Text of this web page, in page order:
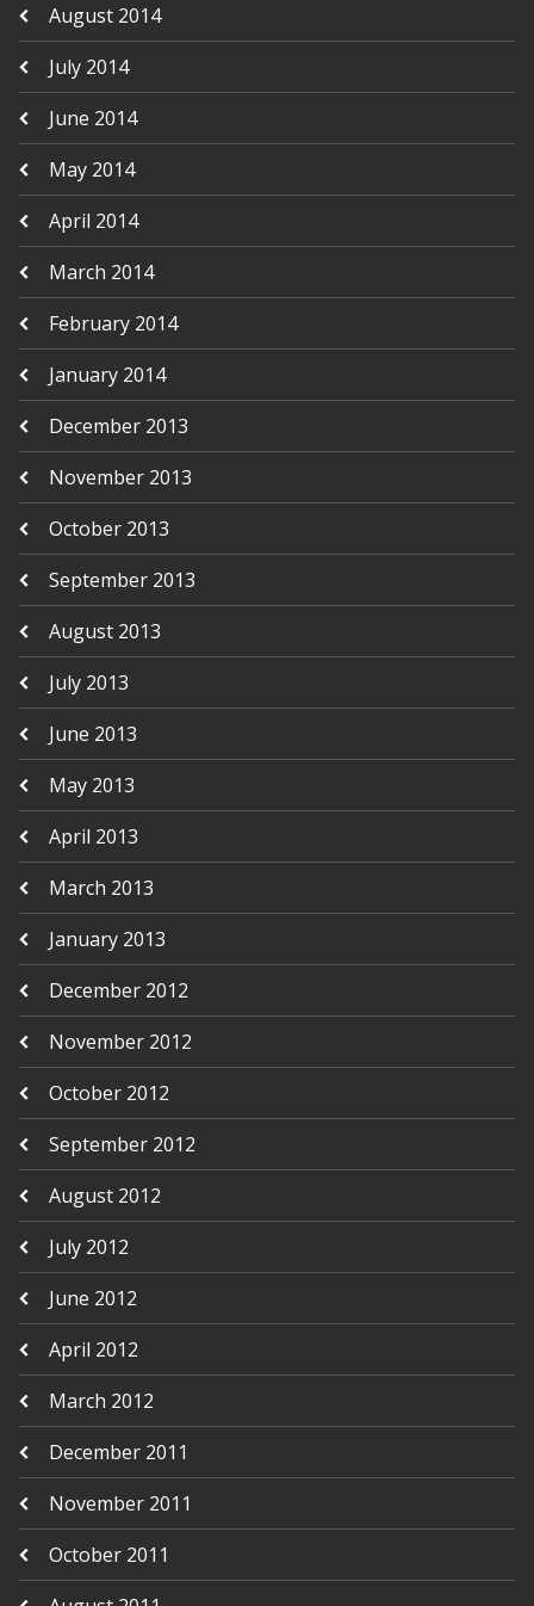
August 2014
July 2014
June 2014
May 2014
April 2014
March 2014
February 2014
January 2014
December 2013
November 2013
October 2013
September 2013
August 2013
July 2013
June 2013
May 2013
April 2013
March 2013
January 2013
December 2012
November 2012
October 2012
September 2012
August 2012
July 2012
June 2012
April 2012
March 2012
December 2011
November 2011
October 2011